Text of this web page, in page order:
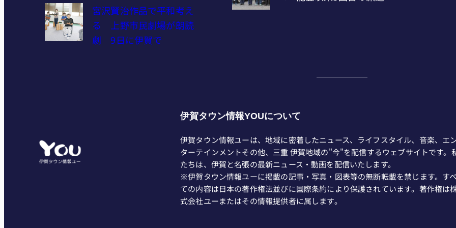
宮沢賢治作品で平和考え
る 上野市民劇場が朗読
劇 9日に伊賀で
伊賀タウン情報YOUについて
伊賀タウン情報ユーは、地域に密着したニュース、ライフスタイル、音楽、エ
ターテインメントその他、三重 伊賀地域の"今"を配信するウェブサイトです。
たちは、伊賀と名張の最新ニュース・動画を配信いたします。
※伊賀タウン情報ユーに掲載の記事・写真・図表等の無断転載を禁じます。すべ
ての内容は日本の著作権法並びに国際条約により保護されています。著作権は
式会社ユーまたはその情報提供者に属します。